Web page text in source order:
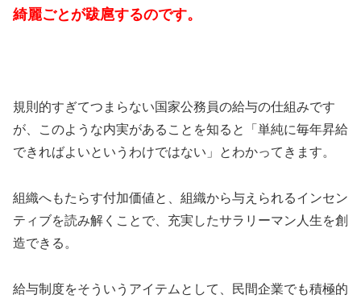
綺麗ごとが跋扈するのです。
規則的すぎてつまらない国家公務員の給与の仕組みです
が、このような内実があることを知ると「単純に毎年昇給
できればよいというわけではない」とわかってきます。
組織へもたらす付加価値と、組織から与えられるインセン
ティブを読み解くことで、充実したサラリーマン人生を創
造できる。
給与制度をそういうアイテムとして、民間企業でも積極的